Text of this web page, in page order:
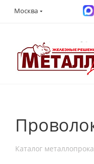
Москва
Каталог